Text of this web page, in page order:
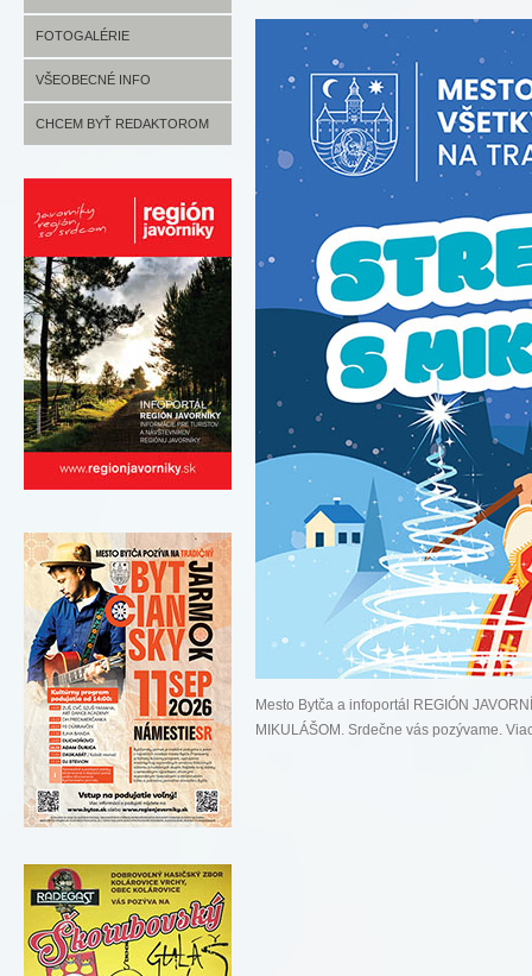
FOTOGALÉRIE
VŠEOBECNÉ INFO
CHCEM BYŤ REDAKTOROM
Mesto Bytča a infoportál REGIÓN
MIKULÁŠOM. Srdečne vás pozývame.